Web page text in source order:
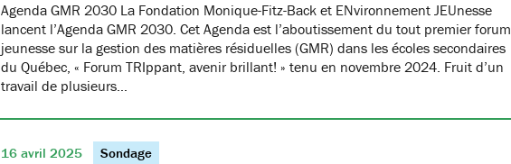
Agenda GMR 2030 La Fondation Monique-Fitz-Back et ENvironnement JEUnesse
lancent l’Agenda GMR 2030. Cet Agenda est l’aboutissement du tout premier forum
jeunesse sur la gestion des matières résiduelles (GMR) dans les écoles secondaires
du Québec, « Forum TRIppant, avenir brillant! » tenu en novembre 2024. Fruit d’un
travail de plusieurs…
16 avril 2025 Sondage